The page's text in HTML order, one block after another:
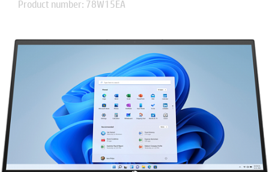
Product number: 78W15EA